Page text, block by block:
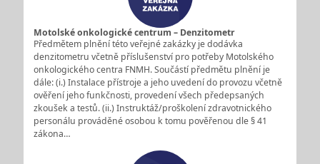
Motolské onkologické centrum – Denzitometr
Předmětem plnění této veřejné zakázky je dodávka
denzitometru včetně příslušenství pro potřeby Motolského
onkologického centra FNMH. Součástí předmětu plnění je
dále: (i.) Instalace přístroje a jeho uvedení do provozu včetně
ověření jeho funkčnosti, provedení všech předepsaných
zkoušek a testů. (ii.) Instruktáž/proškolení zdravotnického
personálu prováděné osobou k tomu pověřenou dle § 41
zákona…